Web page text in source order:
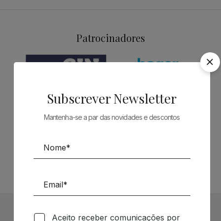
Patrocinadores
Siga-nos nas Redes Sociais
TÉCNICA LIVRARIA »
Subscrever Newsletter
Mantenha-se a par das novidades e descontos
Aceito receber comunicações por